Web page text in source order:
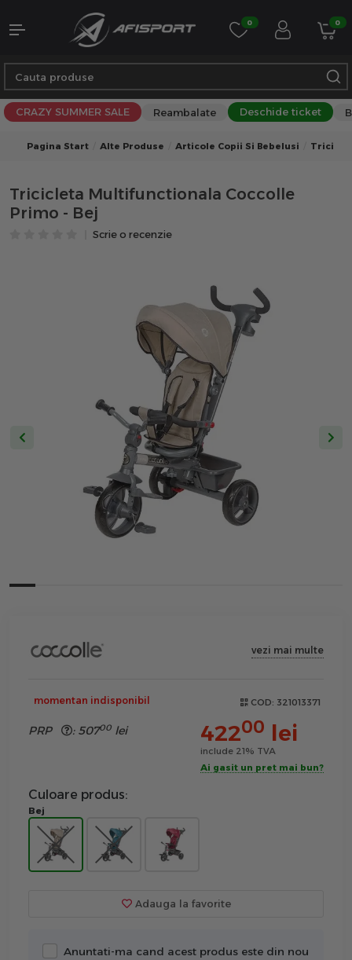
0 0
CRAZY SUMMER SALE Reambalate Deschide ticket
Pagina Start Alte Produse Articole Copii Si Bebelusi
Tricicleta Multifunctionala Coccolle
Primo - Bej
Scrie o recenzie
vezi mai multe
momentan indisponibil COD: 321013371
PRP : 50700 lei 42200 lei
include 21% TVA
Ai gasit un pret mai bun?
Culoare produs:
Bej
Adauga la favorite
Anuntati-ma cand acest produs este din nou